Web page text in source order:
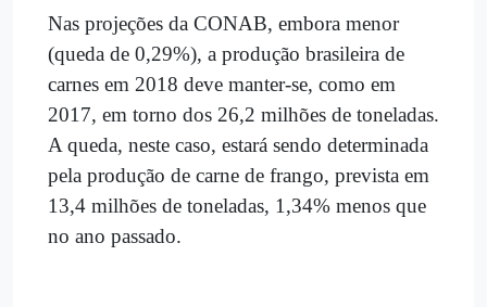
Nas projeções da CONAB, embora menor
(queda de 0,29%), a produção brasileira de
carnes em 2018 deve manter-se, como em
2017, em torno dos 26,2 milhões de toneladas.
A queda, neste caso, estará sendo determinada
pela produção de carne de frango, prevista em
13,4 milhões de toneladas, 1,34% menos que
no ano passado.